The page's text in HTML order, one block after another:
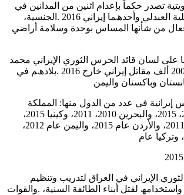
ﺗﺼﺪر ﺣﻜﻤﺎً ﺑﺈﻋﺪام اﺛﻨﯿﻦ ﻣﻦ اﻟﻤﺪاﻧﯿﻦ ﻓﻲ
اﻟﻘﻀﯿﺔ اﻟﻤﻌﺮوﻓﺔ ﺑﺨﻠﯿﺔ اﻟﻌﺒﺪﻟﻲ وأﺣﺪھﻤﺎ إﯾﺮاﻧﻲ 2016 .اﻟﺠﻨﺴﯿﺔ،
ﻣﻦ ﺷﺄﻧﮭﺎ اﻟﻤﺴﺎس ﺑﻮﺣﺪة وﺳﻼﻣﺔ أراﺿﻲ
ﻋﻠﻰ ﻟﺴﺎن ﻗﺎﺋﺪ اﻟﺤﺮس اﻟﺜﻮري اﻹﯾﺮاﻧﻲ ﻣﺤﻤﺪ
ﻋﻠﻲ ﺟﻌﻔﺮي ﺑﻮﺟﻮد 200 أﻟﻒ ﻣﻘﺎﺗﻞ إﯾﺮاﻧﻲ ﺧﺎرج 2016 .ﺑﻼدھﻢ ﻓﻲ
وﺑﺎﻛﺴﺘﺎن واﻟﯿﻤﻦ
ﻓﻲ ﻋﺪد ﻣﻦ اﻟﺪول ﻣﻨﮭﺎ: اﻟﻤﻤﻠﻜﺔ
2013، واﻟﻜﻮﯾﺖ 2010، 2015، واﻟﺒﺤﺮﯾﻦ 2010، 2011، وﻛﯿﻨﯿﺎ 2015،
وﻣﺼﺮ 2005، 2008، 2011، واﻷردن ﻋﺎم 2015، واﻟﯿﻤﻦ ﻋﺎم 2012،
اﻹﯾﺮاﻧﻲ ﻓﻲ اﻟﻌﺮاق ﻟﺘﺪرﯾﺐ وﺗﻨﻈﯿﻢ
ﻟﻘﺘﻞ أﺑﻨﺎء اﻟﻄﺎﺋﻔﺔ اﻟﺴﻨﯿﺔ، .واﻟﻘﻮات